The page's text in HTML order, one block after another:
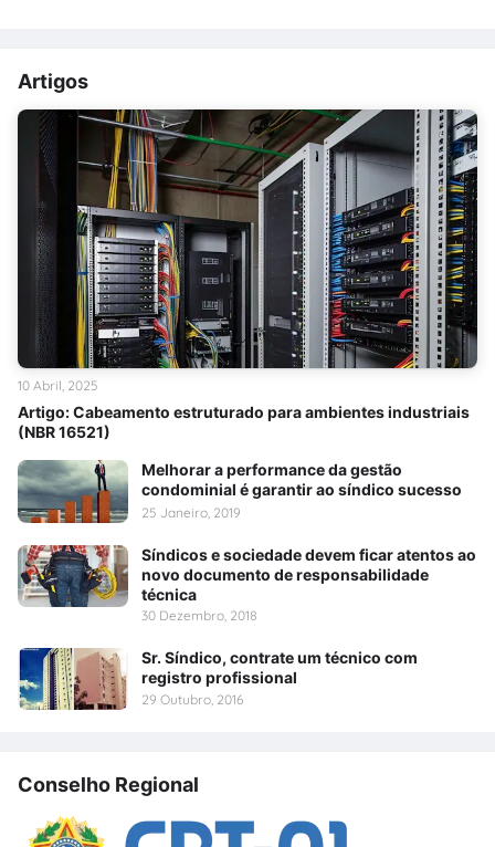
Artigos
Artigo: Cabeamento estruturado para ambientes industriais
(NBR 16521)
10 Abril, 2025
Melhorar a performance da gestão
condominial é garantir ao síndico sucesso
25 Janeiro, 2019
Síndicos e sociedade devem ficar atentos ao
novo documento de responsabilidade
técnica
30 Dezembro, 2018
Sr. Síndico, contrate um técnico com
registro profissional
29 Outubro, 2016
Conselho Regional